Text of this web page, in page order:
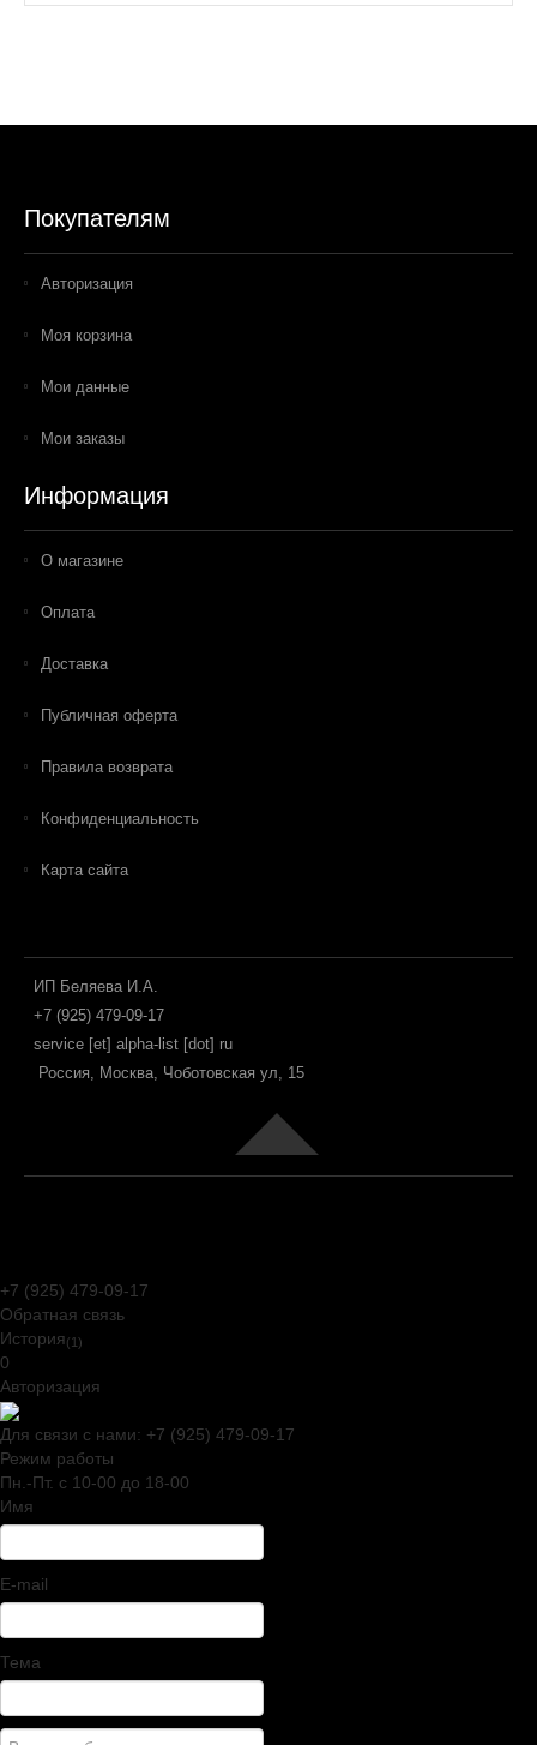
Покупателям
Авторизация
Моя корзина
Мои данные
Мои заказы
Информация
О магазине
Оплата
Доставка
Публичная оферта
Правила возврата
Конфиденциальность
Карта сайта
ИП Беляева И.А.
+7 (925) 479-09-17
service [et] alpha-list [dot] ru
Россия, Москва, Чоботовская ул, 15
+7 (925) 479-09-17
Обратная связь
История(1)
0
Авторизация
Для связи с нами: +7 (925) 479-09-17
Режим работы
Пн.-Пт. c 10-00 до 18-00
Имя
E-mail
Тема